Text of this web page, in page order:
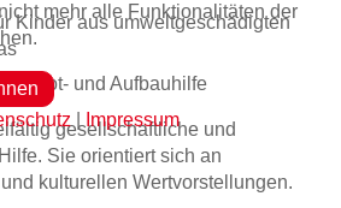
Kinder aus umweltgeschädigten
Not- und Aufbauhilfe
gesellschaftliche und
Sie orientiert sich an
kulturellen Wertvorstellungen.
mehr alle Funktionalitäten der
Impressum